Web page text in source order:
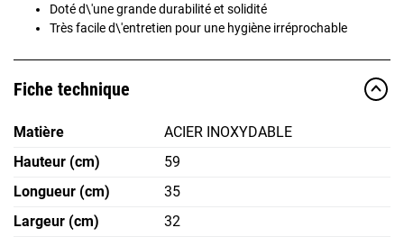
Doté d\'une grande durabilité et solidité
Très facile d\'entretien pour une hygiène irréprochable
Fiche technique
Matière
ACIER INOXYDABLE
Hauteur (cm)
59
Longueur (cm)
35
Largeur (cm)
32